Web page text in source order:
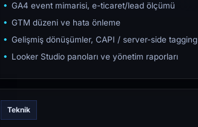
GA4 event mimarisi, e-ticaret/lead ölçümü
GTM düzeni ve hata önleme
Gelişmiş dönüşümler, CAPI / server-side tagging
Looker Studio panoları ve yönetim raporları
Teknik